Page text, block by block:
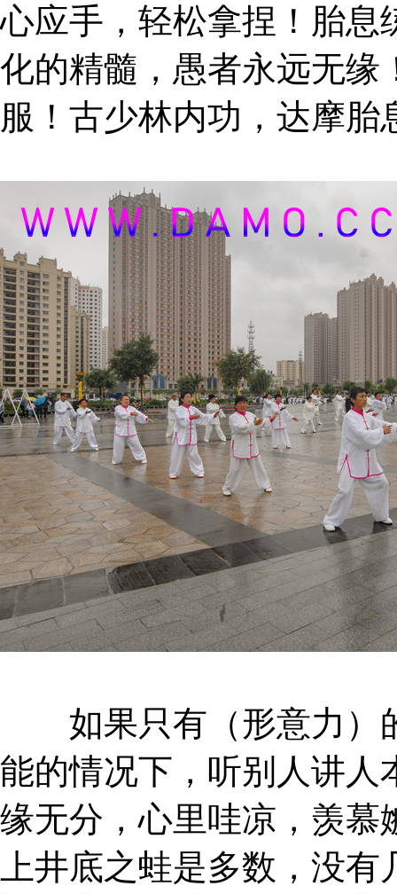
心应手，轻松拿捏！胎息
化的精髓，愚者永远无缘
服！古少林内功，达摩胎
如果只有（形意力）
能的情况下，听别人讲人
缘无分，心里哇凉，羡慕
上井底之蛙是多数，没